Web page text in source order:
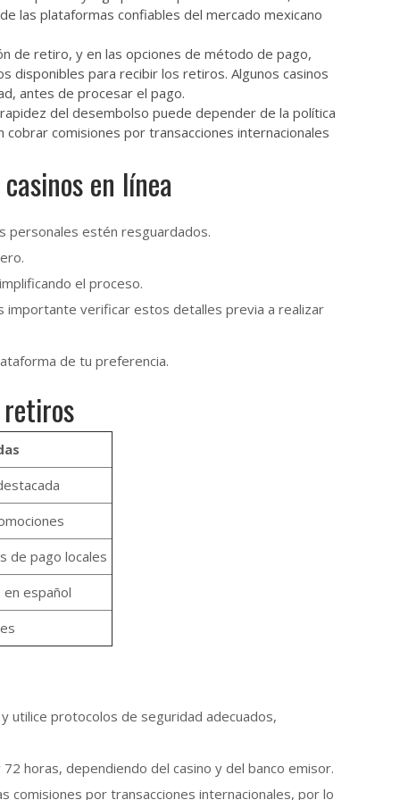
las plataformas confiables del mercado mexicano
de retiro, y en las opciones de método de pago,
disponibles para recibir los retiros. Algunos casinos
antes de procesar el pago.
del desembolso puede depender de la política
comisiones por transacciones internacionales
en línea
personales estén resguardados.
el proceso.
importante verificar estos detalles previa a realizar
de tu preferencia.
de pago locales
español
utilice protocolos de seguridad adecuados,
horas, dependiendo del casino y del banco emisor.
comisiones por transacciones internacionales, por lo